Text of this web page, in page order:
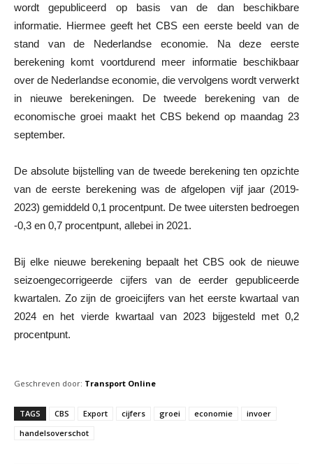
wordt gepubliceerd op basis van de dan beschikbare
informatie. Hiermee geeft het CBS een eerste beeld van de
stand van de Nederlandse economie. Na deze eerste
berekening komt voortdurend meer informatie beschikbaar
over de Nederlandse economie, die vervolgens wordt verwerkt
in nieuwe berekeningen. De tweede berekening van de
economische groei maakt het CBS bekend op maandag 23
september.
De absolute bijstelling van de tweede berekening ten opzichte
van de eerste berekening was de afgelopen vijf jaar (2019-
2023) gemiddeld 0,1 procentpunt. De twee uitersten bedroegen
-0,3 en 0,7 procentpunt, allebei in 2021.
Bij elke nieuwe berekening bepaalt het CBS ook de nieuwe
seizoengecorrigeerde cijfers van de eerder gepubliceerde
kwartalen. Zo zijn de groeicijfers van het eerste kwartaal van
2024 en het vierde kwartaal van 2023 bijgesteld met 0,2
procentpunt.
Geschreven door: Transport Online
TAGS CBS Export cijfers groei economie
invoer
handelsoverschot